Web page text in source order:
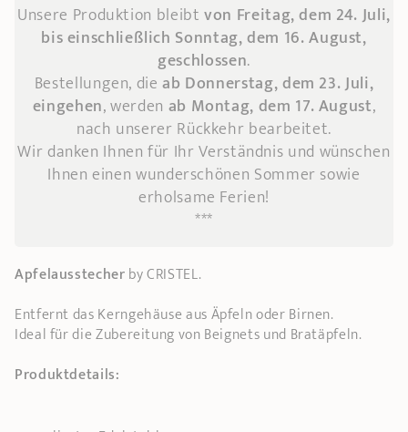
Unsere Produktion bleibtvon Freitag, dem 24. Juli,
bis einschließlich Sonntag, dem 16. August,
geschlossen.
Bestellungen, dieab Donnerstag, dem 23. Juli,
eingehen, werden ab Montag, dem 17. August,
nach unserer Rückkehr bearbeitet.
Wir danken Ihnen für Ihr Verständnis und wünschen
Ihnen einen wunderschönen Sommer sowie
erholsame Ferien!
***
Apfelausstecherby CRISTEL.
Entfernt das Kerngehäuse aus Äpfeln oder Birnen.
Ideal für die Zubereitung von Beignets und Bratäpfeln.
Produktdetails: